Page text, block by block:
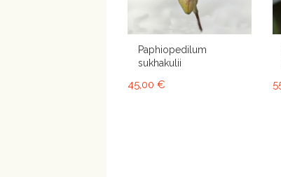
Paphiopedilum
sukhakulii
45,00 €